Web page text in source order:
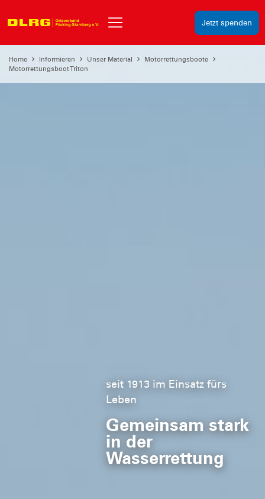
Jetzt spenden
Home Informieren Unser Material
Motorrettungsboote
Motorrettungsboot Triton
seit 1913 im Einsatz fürs
Leben
Gemeinsam stark
in der
Wasserrettung